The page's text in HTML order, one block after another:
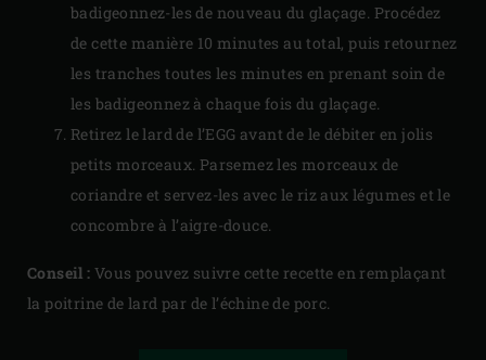
badigeonnez-les de nouveau du glaçage. Procédez
de cette manière 10 minutes au total, puis retournez
les tranches toutes les minutes en prenant soin de
les badigeonnez à chaque fois du glaçage.
Retirez le lard de l’EGG avant de le débiter en jolis
petits morceaux. Parsemez les morceaux de
coriandre et servez-les avec le riz aux légumes et le
concombre à l’aigre-douce.
Conseil : Vous pouvez suivre cette recette en remplaçant
la poitrine de lard par de l’échine de porc.